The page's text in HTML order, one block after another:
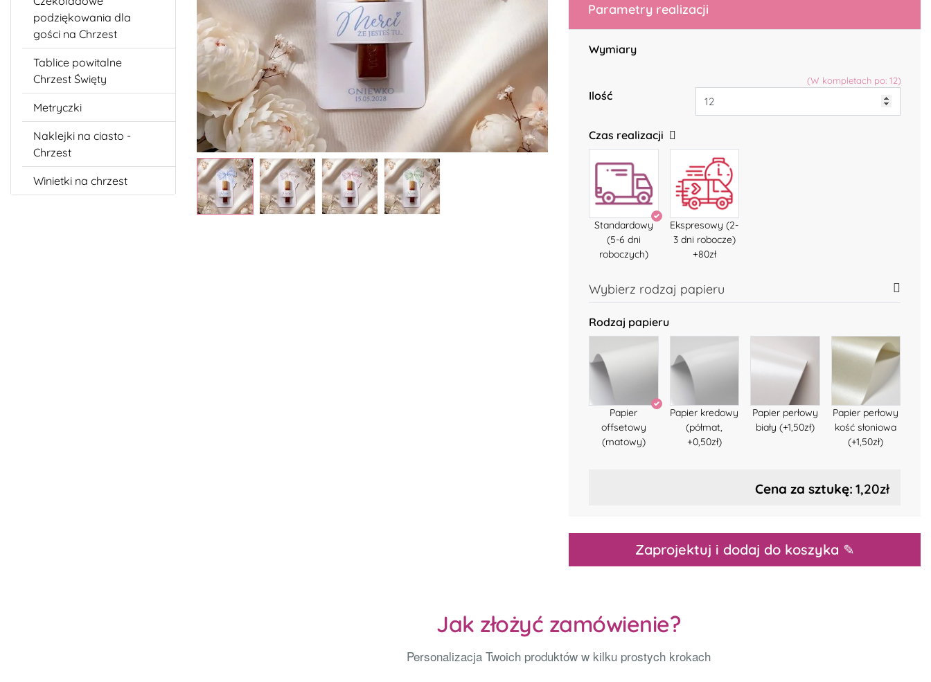
podziękowania dla
gości na Chrzest
Tablice powitalne
Chrzest Święty
Metryczki
Naklejki na ciasto -
Chrzest
Winietki na chrzest
Parametry realizacji
Wymiary
(W kompletach po: 12)
Ilość
Czas realizacji
Standardowy
(5-6 dni
roboczych)
Ekspresowy (2-
3 dni robocze)
+80zł
Wybierz rodzaj papieru
Rodzaj papieru
Papier
offsetowy
(matowy)
Papier kredowy
(półmat,
+0,50zł)
Papier perłowy
biały (+1,50zł)
Papier perłowy
kość słoniowa
(+1,50zł)
Cena za sztukę: 1,20zł
Zaprojektuj i dodaj do koszyka ✎
Jak złożyć zamówienie?
Personalizacja Twoich produktów w kilku prostych krokach